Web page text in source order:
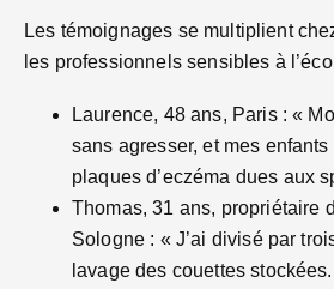
Les témoignages se multiplient
les professionnels sensibles à
Laurence, 48 ans, Paris : «
sans agresser, et mes enfants
plaques d’eczéma dues aux
Thomas, 31 ans, propriétaire
Sologne : « J’ai divisé par
lavage des couettes